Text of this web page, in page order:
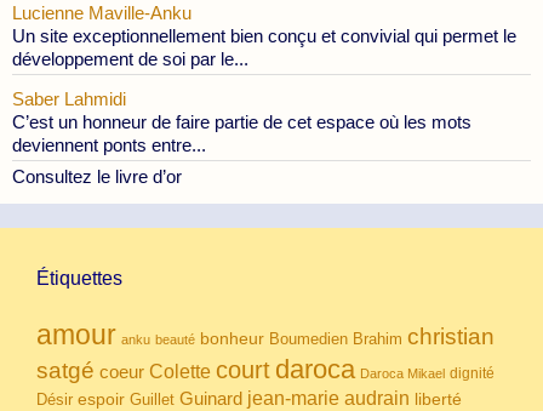
Lucienne Maville-Anku
Un site exceptionnellement bien conçu et convivial qui permet le
développement de soi par le...
Saber Lahmidi
C’est un honneur de faire partie de cet espace où les mots
deviennent ponts entre...
Consultez le livre d’or
Étiquettes
amour anku beauté bonheur Boumedien Brahim christian
satgé coeur Colette court daroca Daroca Mikael dignité
Désir espoir Guillet Guinard jean-marie audrain liberté